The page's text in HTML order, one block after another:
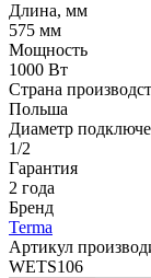
Длина, мм
575 мм
Мощность
1000 Вт
Страна
Польша
Диаметр
1/2
Гарантия
2 года
Бренд
Terma
Артикул
WETS106